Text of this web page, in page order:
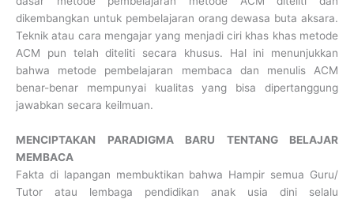
dikembangkan untuk pembelajaran orang dewasa buta aksara.
Teknik atau cara mengajar yang menjadi ciri khas khas metode
ACM pun telah diteliti secara khusus. Hal ini menunjukkan
bahwa metode pembelajaran membaca dan menulis ACM
benar-benar mempunyai kualitas yang bisa dipertanggung
jawabkan secara keilmuan.
MENCIPTAKAN PARADIGMA BARU TENTANG BELAJAR
MEMBACA
Fakta di lapangan membuktikan bahwa Hampir semua Guru/
Tutor atau lembaga pendidikan anak usia dini selalu